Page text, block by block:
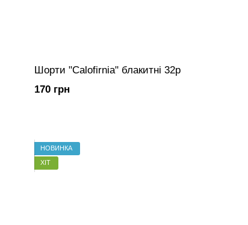
Шорти "Calofirnia" блакитні 32р
170 грн
НОВИНКА
ХІТ